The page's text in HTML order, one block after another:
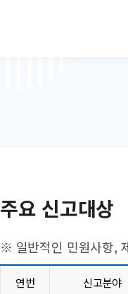
주요 신고대상
※ 일반적인 민원사항,
연번 신고분야